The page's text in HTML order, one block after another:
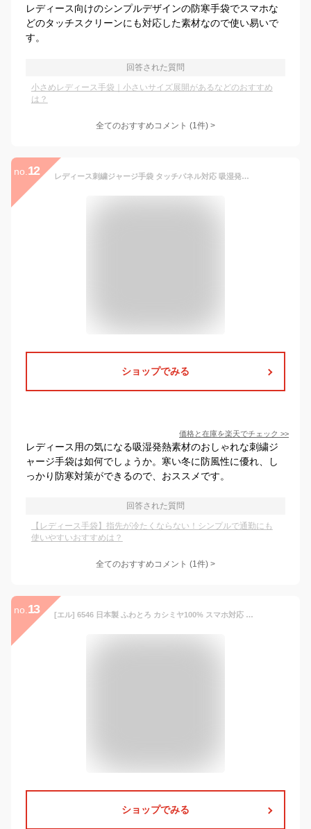
レディース向けのシンプルデザインの防寒手袋でスマホな
どのタッチスクリーンにも対応した素材なので使い易いで
す。
回答された質問
小さめレディース手袋｜小さいサイズ展開があるなどのおすすめ
は？
全てのおすすめコメント (1件) >
no. 12 レディース刺繍ジャージ手袋 タッチパネル対応 吸湿発熱【時計柄】＜おしゃれ 女性用 スマホ 手袋 スマホ対応 レディース 通勤 手袋 防寒 冬 暖かい かわいい ladies 自転車 防風 大きいサイズ あったかグッズ ギフト 誕生日 プレゼント gift
ショップでみる
価格と在庫を楽天でチェック >>
レディース用の気になる吸湿発熱素材のおしゃれな刺繍ジ
ャージ手袋は如何でしょうか。寒い冬に防風性に優れ、し
っかり防寒対策ができるので、おススメです。
回答された質問
【レディース手袋】指先が冷たくならない！シンプルで通勤にも
使いやすいおすすめは？
全てのおすすめコメント (1件) >
no. 13 [エル] 6546 日本製 ふわとろ カシミヤ100% スマホ対応 レディース ジャージ手袋 (ベージュ)
ショップでみる